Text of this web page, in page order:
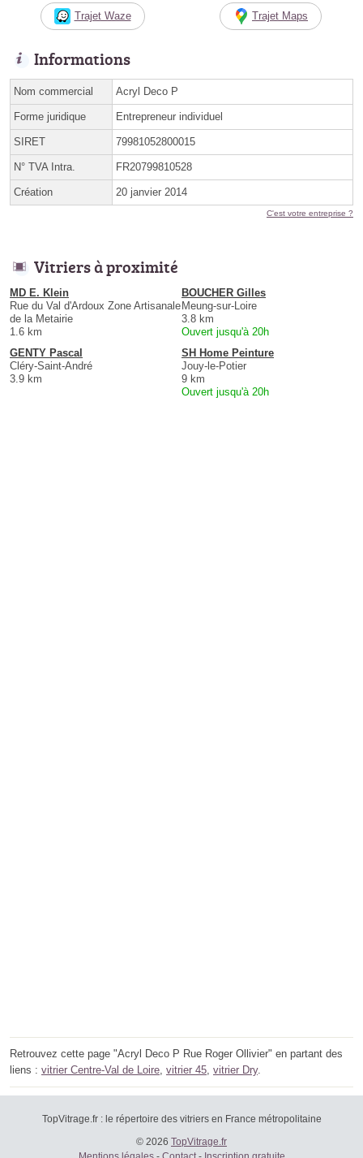
Trajet Waze Trajet Maps
Informations
Nom commercial Acryl Deco P
Forme juridique Entrepreneur individuel
SIRET 79981052800015
N° TVA Intra. FR20799810528
Création 20 janvier 2014
C'est votre entreprise ?
Vitriers à proximité
MD E. Klein
Rue du Val d'Ardoux Zone Artisanale
de la Metairie
1.6 km
BOUCHER Gilles
Meung-sur-Loire
3.8 km
Ouvert jusqu'à 20h
GENTY Pascal
Cléry-Saint-André
3.9 km
SH Home Peinture
Jouy-le-Potier
9 km
Ouvert jusqu'à 20h
Retrouvez cette page "Acryl Deco P Rue Roger Ollivier" en partant des
liens : vitrier Centre-Val de Loire vitrier 45 vitrier Dry.
TopVitrage.fr : le répertoire des vitriers en France métropolitaine
© 2026 TopVitrage.fr